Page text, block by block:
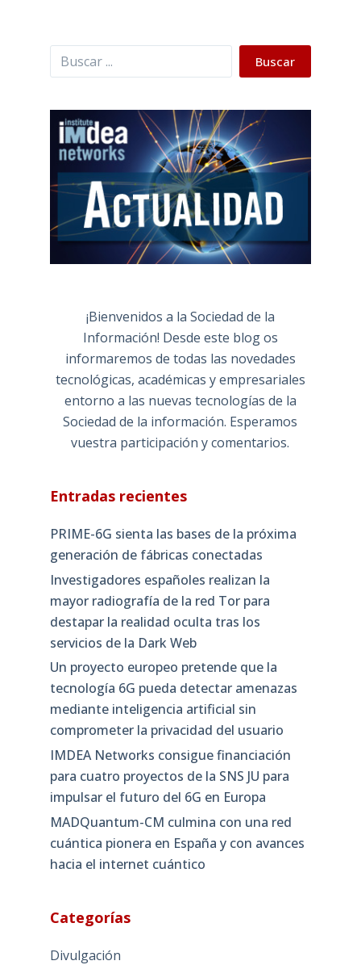
Buscar Buscar
¡Bienvenidos a la Sociedad de la
Información! Desde este blog os
informaremos de todas las novedades
tecnológicas, académicas y empresariales
entorno a las nuevas tecnologías de la
Sociedad de la información. Esperamos
vuestra participación y comentarios.
Entradas recientes
PRIME-6G sienta las bases de la próxima
generación de fábricas conectadas
Investigadores españoles realizan la
mayor radiografía de la red Tor para
destapar la realidad oculta tras los
servicios de la Dark Web
Un proyecto europeo pretende que la
tecnología 6G pueda detectar amenazas
mediante inteligencia artificial sin
comprometer la privacidad del usuario
IMDEA Networks consigue financiación
para cuatro proyectos de la SNS JU para
impulsar el futuro del 6G en Europa
MADQuantum-CM culmina con una red
cuántica pionera en España y con avances
hacia el internet cuántico
Categorías
Divulgación